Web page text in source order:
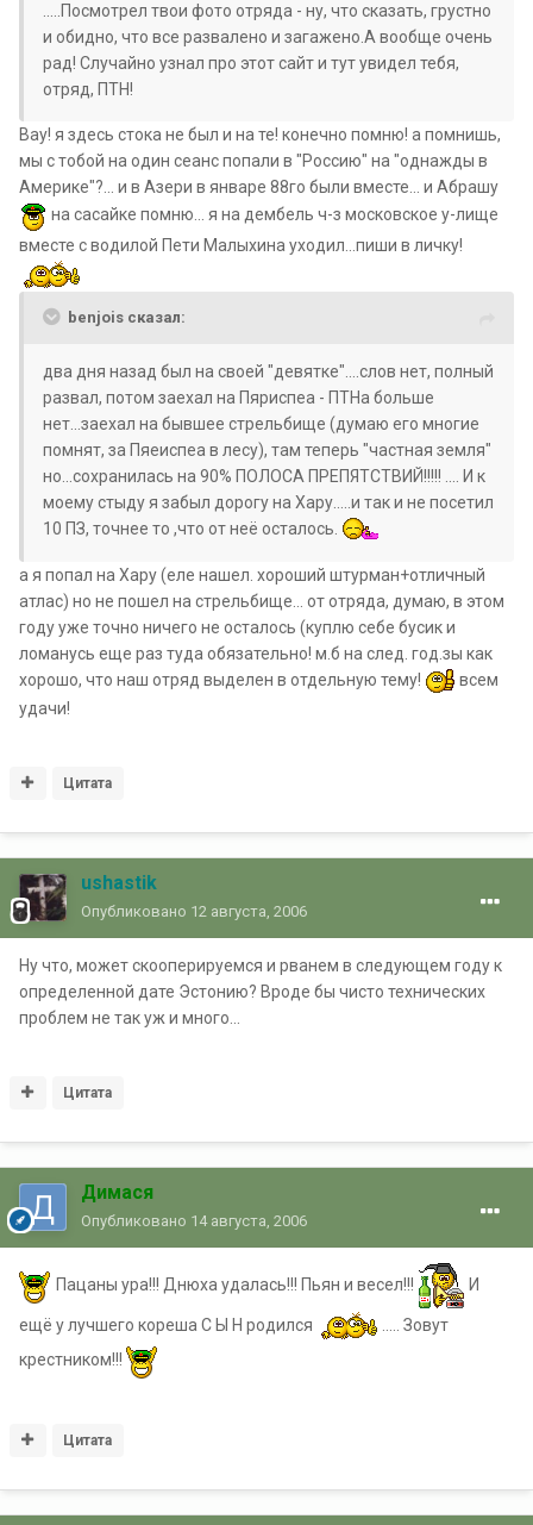
.....Посмотрел твои фото отряда - ну, что сказать, грустно
и обидно, что все развалено и загажено.А вообще очень
рад! Случайно узнал про этот сайт и тут увидел тебя,
отряд, ПТН!
Вау! я здесь стока не был и на те! конечно помню! а помнишь,
мы с тобой на один сеанс попали в "Россию" на "однажды в
Америке"?... и в Азери в январе 88го были вместе... и Абрашу
на сасайке помню... я на дембель ч-з московское у-лище
вместе с водилой Пети Малыхина уходил...пиши в личку!
benjois сказал:
два дня назад был на своей "девятке"....слов нет, полный
развал, потом заехал на Пяриспеа - ПТНа больше
нет...заехал на бывшее стрельбище (думаю его многие
помнят, за Пяеиспеа в лесу), там теперь "частная земля"
но...сохранилась на 90% ПОЛОСА ПРЕПЯТСТВИЙ!!!!! .... И к
моему стыду я забыл дорогу на Хару.....и так и не посетил
10 ПЗ, точнее то ,что от неё осталось.
а я попал на Хару (еле нашел. хороший штурман+отличный
атлас) но не пошел на стрельбище... от отряда, думаю, в этом
году уже точно ничего не осталось (куплю себе бусик и
ломанусь еще раз туда обязательно! м.б на след. год.зы как
хорошо, что наш отряд выделен в отдельную тему!
всем
удачи!
Цитата
ushastik
Опубликовано 12 августа, 2006
Ну что, может скооперируемся и рванем в следующем году к
определенной дате Эстонию? Вроде бы чисто технических
проблем не так уж и много...
Цитата
Димася
Опубликовано 14 августа, 2006
Пацаны ура!!! Днюха удалась!!! Пьян и весел!!! И
ещё у лучшего кореша С Ы Н родился
..... Зовут
крестником!!!
Цитата